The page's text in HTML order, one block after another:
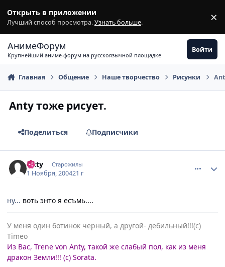
Открыть в приложении
Лучший способ просмотра.Узнать больше. ×
АнимеФорум
Крупнейший аниме-форум на русскоязычной площадке
Войти
Главная Общение Наше творчество Рисунки
Anty тоже рисует.
Поделиться Подписчики
Anty Старожилы
1 Ноября, 200421 г
ну... воть энто я есъмь....
У меня один ботинок черный, а другой- дебильный!!!(с)
Timeo
Из Вас, Trene von Anty, такой же слабый пол, как из меня
дракон Земли!!! (с) Sorata.